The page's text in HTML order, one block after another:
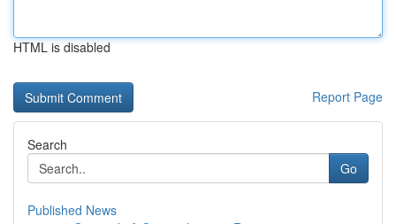
HTML is disabled
Report Page
Search
Go
Published News